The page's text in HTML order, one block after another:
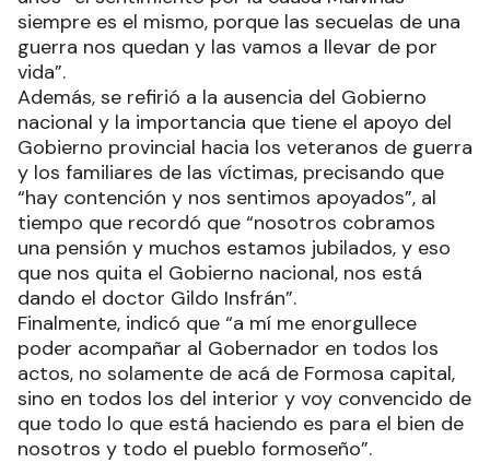
siempre es el mismo, porque las secuelas de una
guerra nos quedan y las vamos a llevar de por
vida”.
Además, se refirió a la ausencia del Gobierno
nacional y la importancia que tiene el apoyo del
Gobierno provincial hacia los veteranos de guerra
y los familiares de las víctimas, precisando que
“hay contención y nos sentimos apoyados”, al
tiempo que recordó que “nosotros cobramos
una pensión y muchos estamos jubilados, y eso
que nos quita el Gobierno nacional, nos está
dando el doctor Gildo Insfrán”.
Finalmente, indicó que “a mí me enorgullece
poder acompañar al Gobernador en todos los
actos, no solamente de acá de Formosa capital,
sino en todos los del interior y voy convencido de
que todo lo que está haciendo es para el bien de
nosotros y todo el pueblo formoseño”.